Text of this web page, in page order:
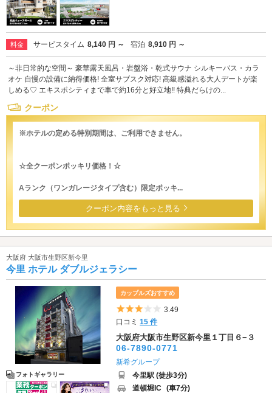
料金 サービスタイム 8,140 円 ～ 宿泊 8,910 円 ～
～非日常的な空間～ 豪華露天風呂・岩盤浴・乾式サウナ シルキーバス・カラ
オケ 自慢の設備に納得価格! 全室サブスク対応! 高級感溢れる大人デートが楽
しめる♡ エキスポシティまで車で約16分と好立地!! 特典だらけの...
クーポン
※ホテルの定める特別期間は、ご利用できません。
☆全クーポンポッキリ価格！☆
Aランク（ワンガレージタイプ含む）限定ポッキ...
クーポン内容をもっと見る
大阪府 大阪市生野区新今里
今里 ホテル ダブルジェラシー
フォトギャラリー
カップルズおすすめ
5つ星のうち3
3.49
口コミ15 件
大阪府大阪市生野区新今里１丁目６−３
06-7890-0771
新希グループ
今里駅 (徒歩3分)
道頓堀IC (車7分)